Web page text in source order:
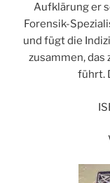
Aufklärung er
Forensik-
und fügt die
zusammen, das
führt.